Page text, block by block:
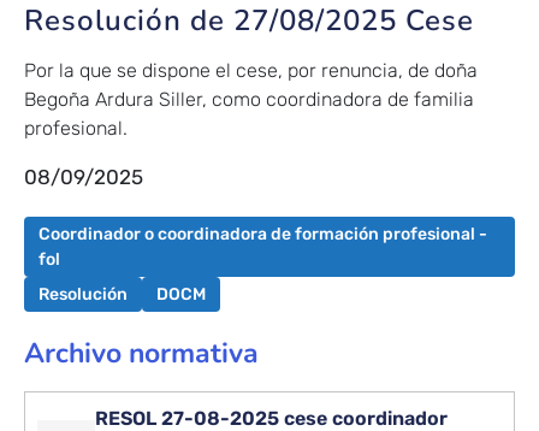
Resolución de 27/08/2025 Cese
Por la que se dispone el cese, por renuncia, de doña
Begoña Ardura Siller, como coordinadora de familia
profesional.
08/09/2025
Coordinador o coordinadora de formación profesional -
fol
Resolución
DOCM
Archivo normativa
RESOL 27-08-2025 cese coordinador